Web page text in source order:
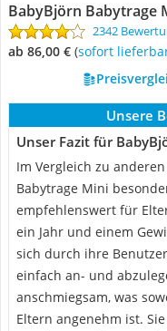
BabyBjörn Babytrage
2342
ab 86,00 € ( Sofort
Unsere
Unser Fazit für
Im Vergleich zu
Babytrage Mini
empfehlenswert für
ein Jahr und einem
sich durch ihre
einfach an- und
anschmiegsam, was
Eltern angenehm ist.